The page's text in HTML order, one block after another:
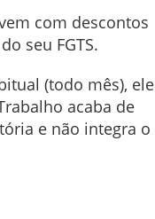
com descontos
seu FGTS.
(todo mês), ele
acaba de
e não integra o